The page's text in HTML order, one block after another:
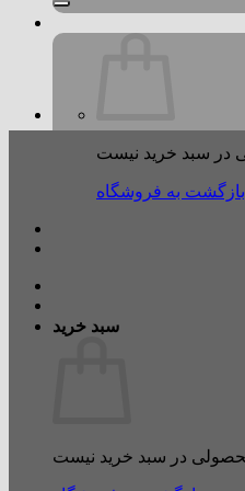
بازگشت به فروشگاه
سبد خرید